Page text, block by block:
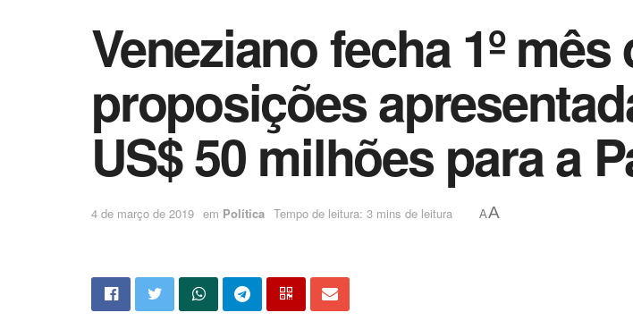
Veneziano fecha 1º
proposições
US$ 50 milhões para a
4 de março de 2019 em Política Tempo de leitura: 3 mins de leitura AA